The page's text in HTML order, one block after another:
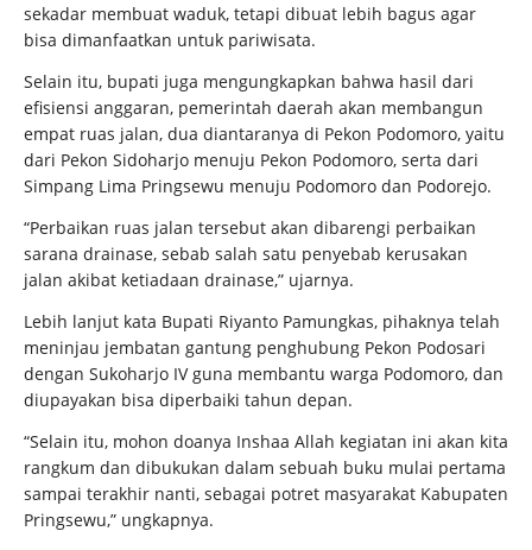
sekadar membuat waduk, tetapi dibuat lebih bagus agar
bisa dimanfaatkan untuk pariwisata.
Selain itu, bupati juga mengungkapkan bahwa hasil dari
efisiensi anggaran, pemerintah daerah akan membangun
empat ruas jalan, dua diantaranya di Pekon Podomoro, yaitu
dari Pekon Sidoharjo menuju Pekon Podomoro, serta dari
Simpang Lima Pringsewu menuju Podomoro dan Podorejo.
“Perbaikan ruas jalan tersebut akan dibarengi perbaikan
sarana drainase, sebab salah satu penyebab kerusakan
jalan akibat ketiadaan drainase,” ujarnya.
Lebih lanjut kata Bupati Riyanto Pamungkas, pihaknya telah
meninjau jembatan gantung penghubung Pekon Podosari
dengan Sukoharjo IV guna membantu warga Podomoro, dan
diupayakan bisa diperbaiki tahun depan.
“Selain itu, mohon doanya Inshaa Allah kegiatan ini akan kita
rangkum dan dibukukan dalam sebuah buku mulai pertama
sampai terakhir nanti, sebagai potret masyarakat Kabupaten
Pringsewu,” ungkapnya.